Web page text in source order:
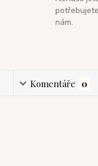
nám.
Komentáře 0